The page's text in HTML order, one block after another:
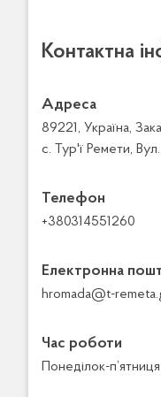
Контактна
Адреса
89221, Україна,
с. Тур'ї Ремети, Вул.
Телефон
+380314551260
Електронна
hromada@t-
Час роботи
Понеділок-